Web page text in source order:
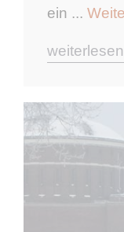
ein ...
weiterlesen